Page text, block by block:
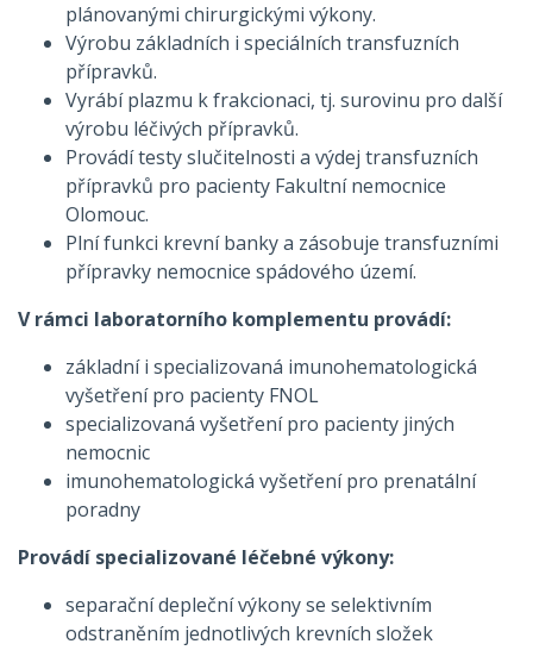
PERSONÁL A KONTAKTY
plánovanými chirurgickými výkony.
Výrobu základních i speciálních transfuzních
přípravků.
Vyrábí plazmu k frakcionaci, tj. surovinu pro další
výrobu léčivých přípravků.
Provádí testy slučitelnosti a výdej transfuzních
přípravků pro pacienty Fakultní nemocnice
Olomouc.
Plní funkci krevní banky a zásobuje transfuzními
přípravky nemocnice spádového území.
V rámci laboratorního komplementu provádí:
základní i specializovaná imunohematologická
vyšetření pro pacienty FNOL
specializovaná vyšetření pro pacienty jiných
nemocnic
imunohematologická vyšetření pro prenatální
poradny
Provádí specializované léčebné výkony:
separační depleční výkony se selektivním
odstraněním jednotlivých krevních složek